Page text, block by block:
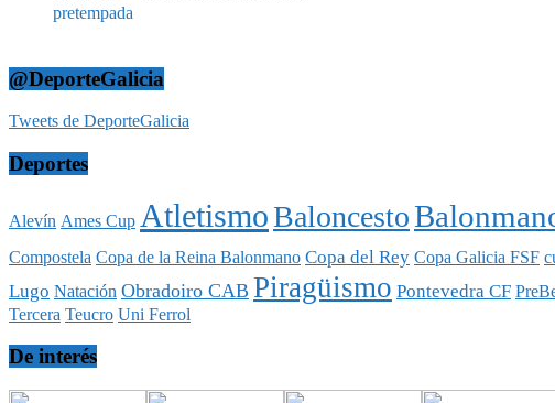
@DeporteGalicia
Tweets de DeporteGalicia
Deportes
Alevín Ames Cup AtletismoBaloncesto
Compostela Copa de la Reina Balonmano Copa del Rey Copa Galicia FSF
Lugo Natación Obradoiro CAB Piragüismo Pontevedra CF
Tercera Teucro Uni Ferrol
De interés